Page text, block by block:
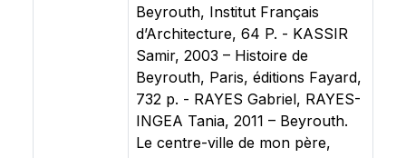
Beyrouth, Institut Français
d’Architecture, 64 P. - KASSIR
Samir, 2003 – Histoire de
Beyrouth, Paris, éditions Fayard,
732 p. - RAYES Gabriel, RAYES-
INGEA Tania, 2011 – Beyrouth.
Le centre-ville de mon père,